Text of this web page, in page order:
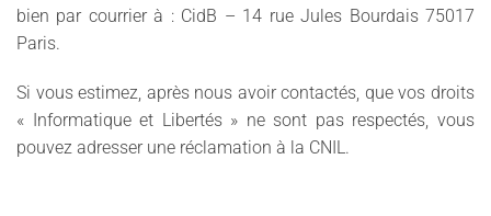
bien par courrier à : CidB – 14 rue Jules Bourdais 75017
Paris.
Si vous estimez, après nous avoir contactés, que vos droits
« Informatique et Libertés » ne sont pas respectés, vous
pouvez adresser une réclamation à la CNIL.